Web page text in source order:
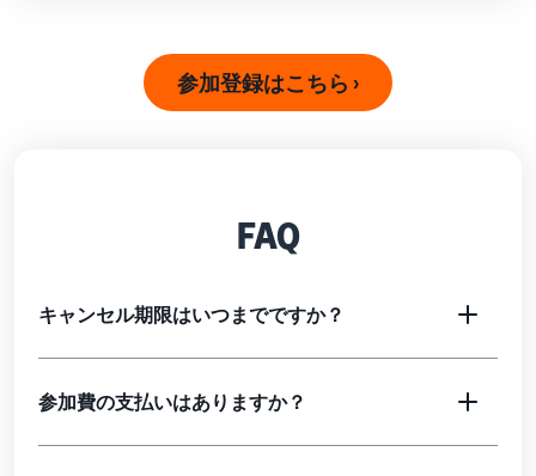
参加登録はこちら ›
FAQ
キャンセル期限はいつまでですか？
参加費の支払いはありますか？